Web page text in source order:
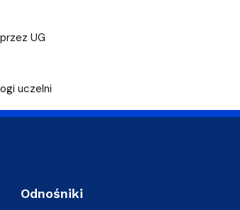
UG
uczelni
Odnośniki